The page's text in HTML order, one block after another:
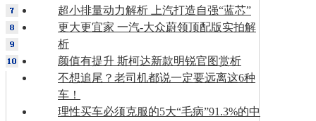
超小排量动力解析 上汽打造自强“蓝芯”
更大更宜家 一汽-大众蔚领顶配版实拍解
析
颜值有提升 斯柯达新款明锐官图赏析
不想追尾？老司机都说一定要远离这6种
车！
理性买车必须克服的5大“毛病”91.3%的中